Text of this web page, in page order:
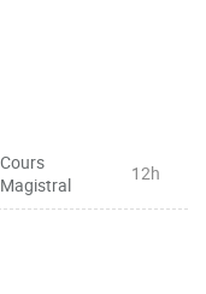
Cours
Magistral
12h